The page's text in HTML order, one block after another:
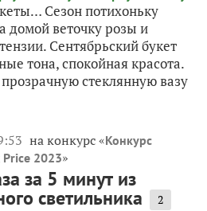
Сезон потихоньку
домой веточку розы и
Сентябрьский букет
тона, спокойная красота.
стеклянную вазу
на конкурс «Конкурс
2023»
за 5 минут из
светильника 2